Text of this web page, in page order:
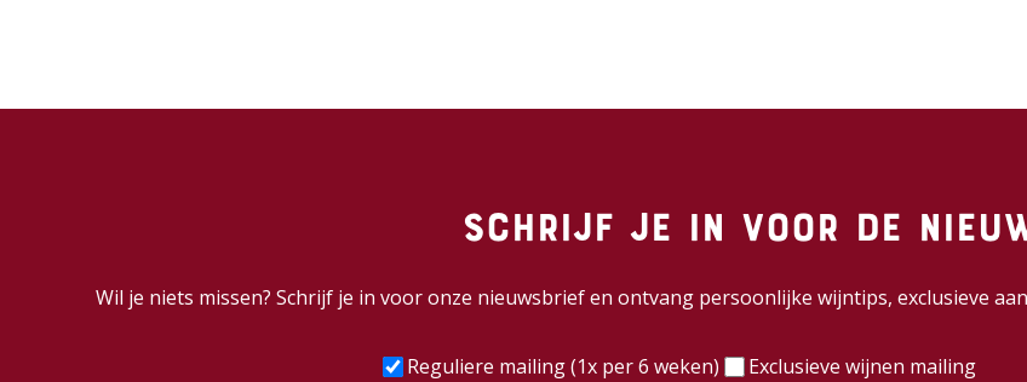
Schrijf je in voor de
Wil je niets missen? Schrijf je in voor onze nieuwsbrief en ontvang persoonlijke wijntips, exclusieve
Frequentie(Vereist)
Reguliere mailing (1x per 6 weken)
Exclusieve wijnen mailing